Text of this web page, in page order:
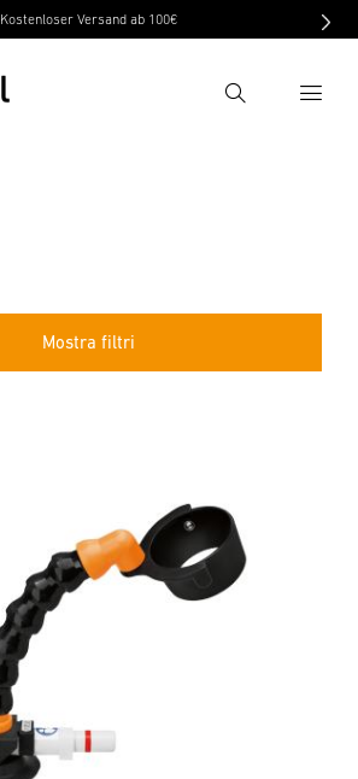
Kostenloser Versand ab 100€
Ricerca
Mostra filtri